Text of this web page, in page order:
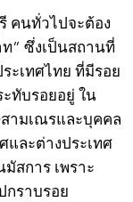
คนทั่วไปจะต้อง
” ซึ่งเป็นสถานที่
ะเทศไทย ที่มีรอย
ทับรอยอยู่ ใน
ามเณรและบุคคล
และต่างประเทศ
สการ เพราะ
กราบรอย